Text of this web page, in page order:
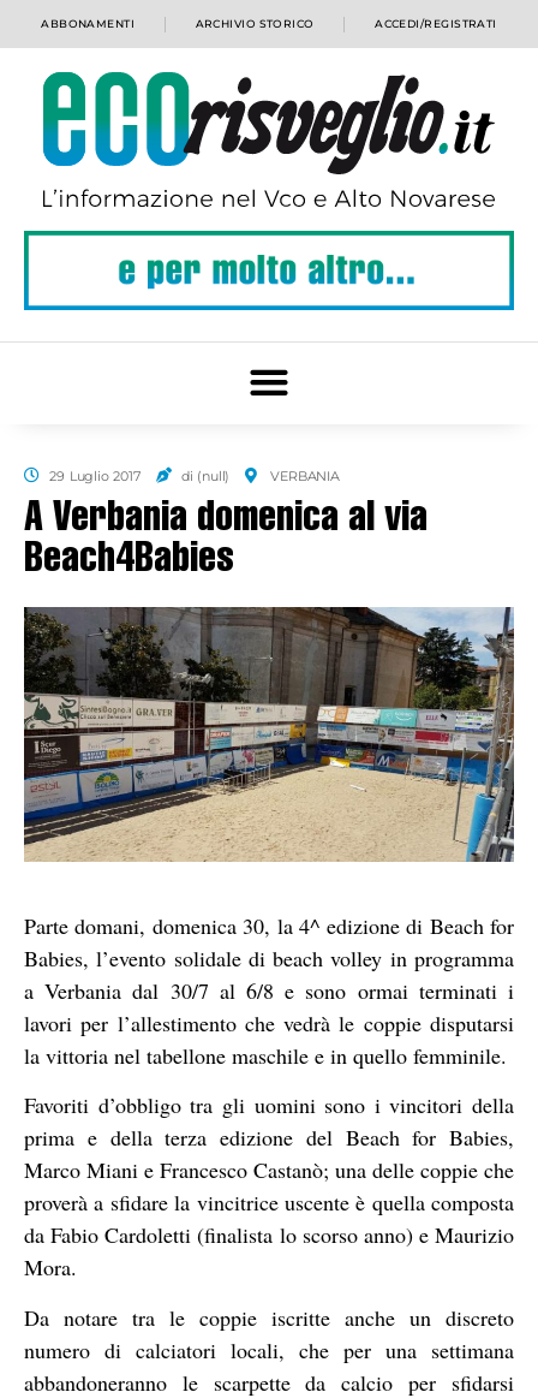
ABBONAMENTI ARCHIVIO STORICO ACCEDI/REGISTRATI
29 Luglio 2017 di (null) VERBANIA
A Verbania domenica al via
Beach4Babies
Parte domani, domenica 30, la 4^ edizione di Beach for
Babies, l’evento solidale di beach volley in programma
a Verbania dal 30/7 al 6/8 e sono ormai terminati i
lavori per l’allestimento che vedrà le coppie disputarsi
la vittoria nel tabellone maschile e in quello femminile.
Favoriti d’obbligo tra gli uomini sono i vincitori della
prima e della terza edizione del Beach for Babies,
Marco Miani e Francesco Castanò; una delle coppie che
proverà a sfidare la vincitrice uscente è quella composta
da Fabio Cardoletti (finalista lo scorso anno) e Maurizio
Mora.
Da notare tra le coppie iscritte anche un discreto
numero di calciatori locali, che per una settimana
abbandoneranno le scarpette da calcio per sfidarsi